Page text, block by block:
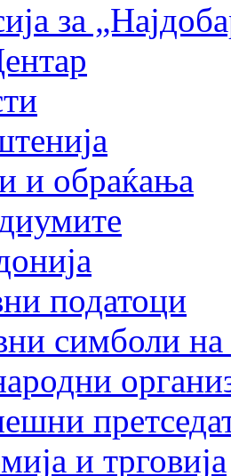
за
и обраќања
податоци
симболи
и трговија